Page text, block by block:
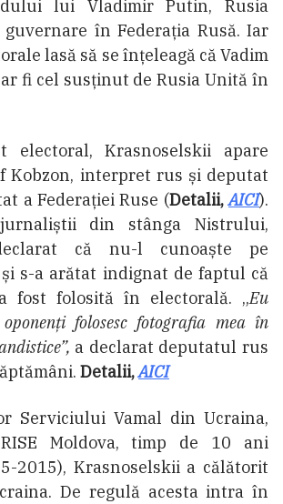
lui Vladimir Putin, Rusia
în Federația Rusă. Iar
lasă să se înțeleagă că Vadim
fi cel susținut de Rusia Unită în
electoral, Krasnoselskii apare
Kobzon, interpret rus și deputat
a Federației Ruse (Detalii,AICI).
din stânga Nistrului,
că nu-l cunoaște pe
s-a arătat indignat de faptul că
fost folosită în electorală. „Eu
folosesc fotografia mea în
a declarat deputatul rus
Detalii,AICI
Serviciului Vamal din Ucraina,
Moldova, timp de 10 ani
2015), Krasnoselskii a călătorit
De regulă acesta intra în